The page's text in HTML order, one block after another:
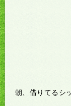
朝、借りてるシ